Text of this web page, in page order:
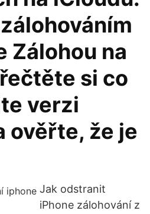
Zálohou na
si co
verzi
ověřte, že je
Jak odstranit
iPhone zálohování z